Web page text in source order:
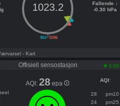
||
964 1036
1023.2
Fallende ↓
-0.30 hPa
- Kart
Offisiell sensostasjon 3:00
AQI: 28 epa AQI:
28
pm10
24
pm25